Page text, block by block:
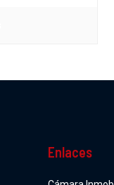
Enlaces